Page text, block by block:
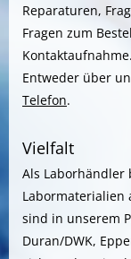
Reparaturen,
Fragen zum
Kontaktaufnahme.
Entweder über
Telefon.
Vielfalt
Als Laborhändler
Labormaterialien
sind in unserem
Duran/DWK,